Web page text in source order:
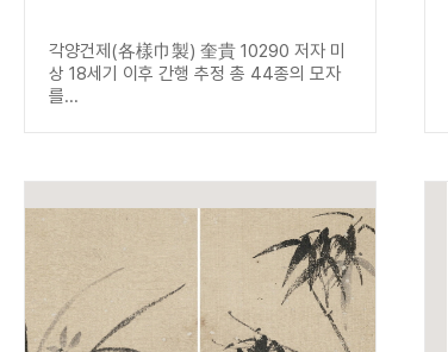
각양건제(各樣巾製) 奎貴 10290 저자 미
상 18세기 이후 간행 추정 총 44종의 모자
를...